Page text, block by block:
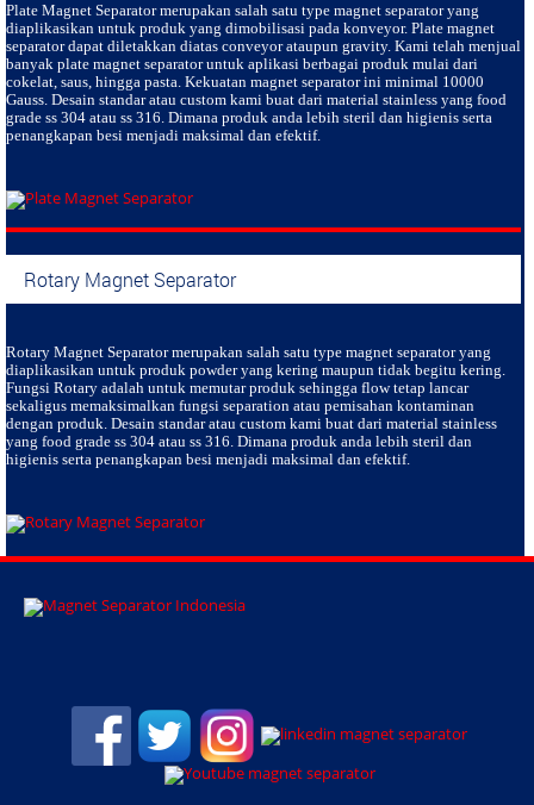
Plate Magnet Separatormerupakan salah satu type magnet separator yang
diaplikasikan untuk produk yang dimobilisasi pada konveyor. Plate magnet
separator dapat diletakkan diatas conveyor ataupun gravity. Kami telah menjual
banyak plate magnet separator untuk aplikasi berbagai produk mulai dari
cokelat, saus, hingga pasta. Kekuatan magnet separator ini minimal 10000
Gauss. Desain standar atau custom kami buat dari material stainless yang food
grade ss 304 atau ss 316. Dimana produk anda lebih steril dan higienis serta
penangkapan besi menjadi maksimal dan efektif.
Rotary Magnet Separator
Rotary Magnet Separatormerupakan salah satu type magnet separator yang
diaplikasikan untuk produk powder yang kering maupun tidak begitu kering.
Fungsi Rotary adalah untuk memutar produk sehingga flow tetap lancar
sekaligus memaksimalkan fungsi separation atau pemisahan kontaminan
dengan produk. Desain standar atau custom kami buat dari material stainless
yang food grade ss 304 atau ss 316. Dimana produk anda lebih steril dan
higienis serta penangkapan besi menjadi maksimal dan efektif.